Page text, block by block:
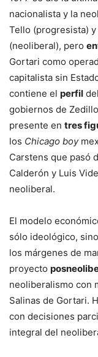
nacionalista y la
Tello (progresista)
(neoliberal), pero
Gortari como
capitalista sin
contiene el perfil
gobiernos de
presente en tres
los Chicago boy
Carstens que pasó
Calderón y Luis
neoliberal.
El modelo
sólo ideológico, sino
los márgenes de
proyecto
neoliberalismo con
Salinas de Gortari.
con decisiones
integral del